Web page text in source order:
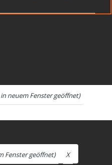
neuem Fenster geöffnet)
Fenster geöffnet) X